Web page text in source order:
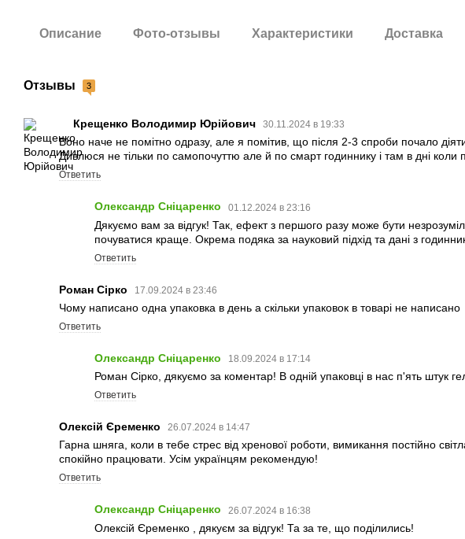
Описание Фото-отзывы Характеристики Доставка
Отзывы 3
Крещенко Володимир Юрійович 30.11.2024 в 19:33
Воно наче не помітно одразу, але я помітив, що після 2-3 спроби почало
Дивлюся не тільки по самопочуттю але й по смарт годиннику і там в дні
Ответить
Олександр Сніцаренко 01.12.2024 в 23:16
Дякуємо вам за відгук! Так, ефект з першого разу може бути
почуватися краще. Окрема подяка за науковий підхід та дані з
Ответить
Роман Сірко 17.09.2024 в 23:46
Чому написано одна упаковка в день а скільки упаковок в товарі не написано
Ответить
Олександр Сніцаренко 18.09.2024 в 17:14
Роман Сірко, дякуємо за коментар! В одній упаковці в нас п'ять штук
Ответить
Олексій Єременко 26.07.2024 в 14:47
Гарна шняга, коли в тебе стрес від хренової роботи, вимикання постійно
спокійно працювати. Усім українцям рекомендую!
Ответить
Олександр Сніцаренко 26.07.2024 в 16:38
Олексій Єременко , дякуєм за відгук! Та за те, що поділились!